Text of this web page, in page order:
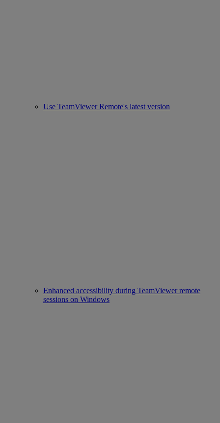
Use TeamViewer Remote's latest version
Enhanced accessibility during TeamViewer remote
sessions on Windows